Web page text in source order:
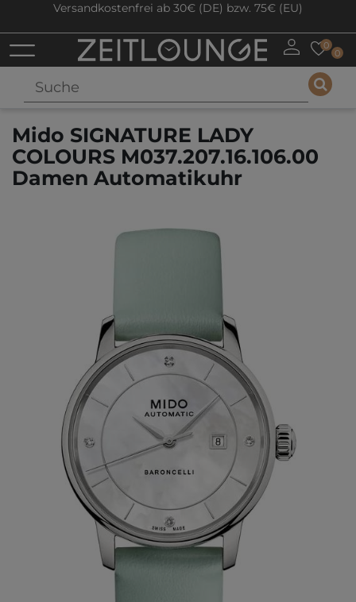
Versandkostenfrei ab 30€ (DE) bzw. 75€ (EU)
0
0
Mido SIGNATURE LADY
COLOURS M037.207.16.106.00
Damen Automatikuhr